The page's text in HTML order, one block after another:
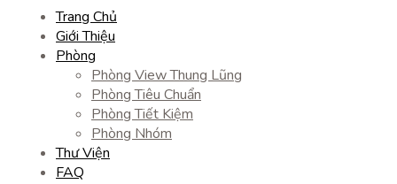
Trang Chủ
Giới Thiệu
Phòng
Phòng View Thung Lũng
Phòng Tiêu Chuẩn
Phòng Tiết Kiệm
Phòng Nhóm
Thư Viện
FAQ